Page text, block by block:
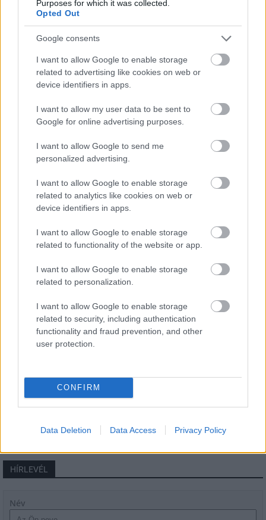
Purposes for which it was collected.
Opted Out
Google consents
I want to allow Google to enable storage
related to advertising like cookies on web or
device identifiers in apps.
I want to allow my user data to be sent to
Google for online advertising purposes.
I want to allow Google to send me
personalized advertising.
I want to allow Google to enable storage
related to analytics like cookies on web or
device identifiers in apps.
I want to allow Google to enable storage
related to functionality of the website or app.
I want to allow Google to enable storage
related to personalization.
I want to allow Google to enable storage
related to security, including authentication
functionality and fraud prevention, and other
user protection.
CONFIRM
Data Deletion Data Access Privacy Policy
Paks II.: Mit jelent az 5. blokk új mérföldköve a
felülvizsgálat árnyékában?
kivitelezése, miközben a felülvizsgálat arra keresi a választ,
hogy a megváltozott gazdasági és geopolitikai környezetben
egyik legnagyobb beruházását.
Elkészült a Liszt Ferenc repülőtér
közelében lévő logisztikai bázis út- és
közműhálózatának fejlesztése
Látlelet a hazai víziközművekről?
múlt Bicske vízellátása
Épített öröksége megújításával is készül
Mohács a csata ötszázadik
évfordulójára
A tengerfenék alatt négy óriáskábellel
kötik össze Spanyolország és
Franciaország villamosenergia-
hálózatát
HÍRLEVÉL
Név